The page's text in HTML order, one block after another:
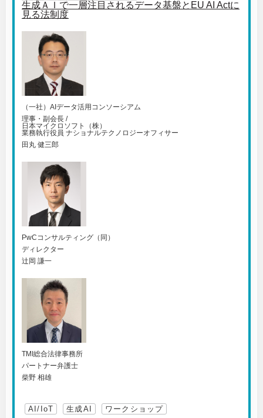
生成ＡＩで一層注目されるデータ基盤とEU AI Actに
見る法制度
（一社）AIデータ活用コンソーシアム
理事・副会長 /
日本マイクロソフト（株）
業務執行役員 ナショナルテクノロジーオフィサー
田丸 健三郎
PwCコンサルティング（同）
ディレクター
辻岡 謙一
TMI総合法律事務所
パートナー弁護士
柴野 相雄
AI/IoT 生成AI ワークショップ